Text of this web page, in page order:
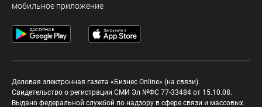
мобильное приложение
Деловая электронная газета «Бизнес Online» (на связи).
Свидетельство о регистрации СМИ Эл №ФС 77-33484 от 15.10.08.
Выдано федеральной службой по надзору в сфере связи и массовых